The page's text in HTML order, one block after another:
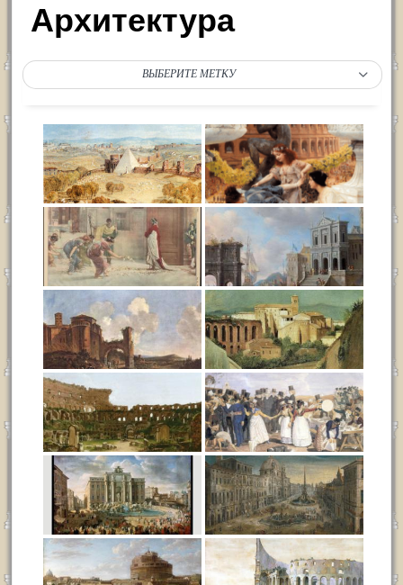
Архитектура
ВЫБЕРИТЕ МЕТКУ